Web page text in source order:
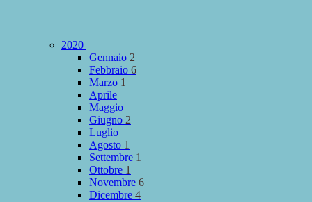
2020
Gennaio 2
Febbraio 6
Marzo 1
Aprile
Maggio
Giugno 2
Luglio
Agosto 1
Settembre 1
Ottobre 1
Novembre 6
Dicembre 4